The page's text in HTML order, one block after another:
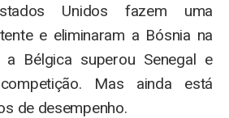
Unidos fazem uma
e eliminaram a Bósnia na
Bélgica superou Senegal e
Mas ainda está
de desempenho.